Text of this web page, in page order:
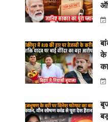
के